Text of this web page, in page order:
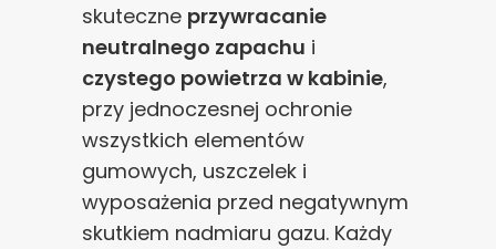
skuteczne przywracanie
neutralnego zapachu i
czystego powietrza w kabinie,
przy jednoczesnej ochronie
wszystkich elementów
gumowych, uszczelek i
wyposażenia przed negatywnym
skutkiem nadmiaru gazu. Każdy